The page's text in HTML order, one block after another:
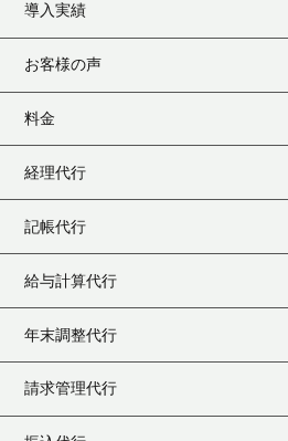
導入実績
お客様の声
料金
経理代行
記帳代行
給与計算代行
年末調整代行
請求管理代行